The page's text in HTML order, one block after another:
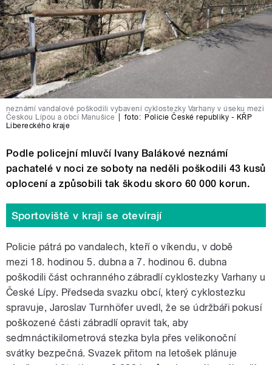
neznámí vandalové poškodili vybavení cyklostezky Varhany v úseku mezi
Českou Lípou a obcí Manušice
foto: Policie České republiky - KŘP
Libereckého kraje
Podle policejní mluvčí Ivany Balákové neznámí
pachatelé v noci ze soboty na neděli poškodili 43 kusů
oplocení a způsobili tak škodu skoro 60 000 korun.
Sportoviště v kraji se otevírají
Policie pátrá po vandalech, kteří o víkendu, v době
mezi 18. hodinou 5. dubna a 7. hodinou 6. dubna
poškodili část ochranného zábradlí cyklostezky Varhany u
České Lípy. Předseda svazku obcí, který cyklostezku
spravuje, Jaroslav Turnhöfer uvedl, že se údržbáři pokusí
poškozené části zábradlí opravit tak, aby
sedmnáctikilometrová stezka byla přes velikonoční
svátky bezpečná. Svazek přitom na letošek plánuje